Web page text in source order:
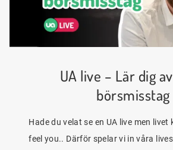
UA live – Lär dig
börsmisstag
Hade du velat se en UA live men livet
feel you.. Därför spelar vi in våra